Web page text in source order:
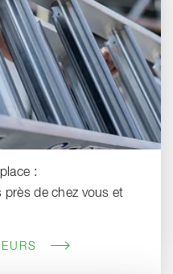
:
près de chez vous et